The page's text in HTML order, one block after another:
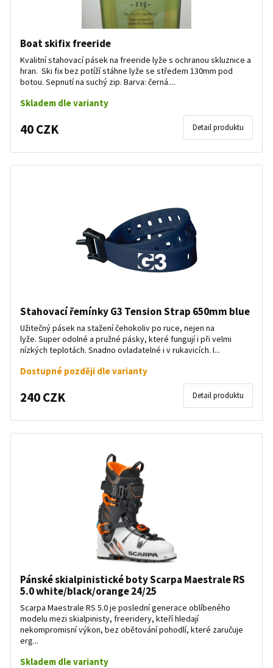
Boat skifix freeride
Kvalitní stahovací pásek na freeride lyže s ochranou skluznice a
hran. Ski fix bez potíží stáhne lyže se středem 130mm pod
botou. Sepnutí na suchý zip. Barva: černá....
Skladem dle varianty
40 CZK Detail produktu
Stahovací řemínky G3 Tension Strap 650mm blue
Užitečný pásek na stažení čehokoliv po ruce, nejen na
lyže. Super odolné a pružné pásky, které fungují i při velmi
nízkých teplotách. Snadno ovladatelné i v rukavicích. I...
Dostupné později dle varianty
240 CZK Detail produktu
Pánské skialpinistické boty Scarpa Maestrale RS
5.0 white/black/orange 24/25
Scarpa Maestrale RS 5.0 je poslední generace oblíbeného
modelu mezi skialpinisty, freeridery, kteří hledají
nekompromisní výkon, bez obětování pohodlí, které zaručuje
erg...
Skladem dle varianty